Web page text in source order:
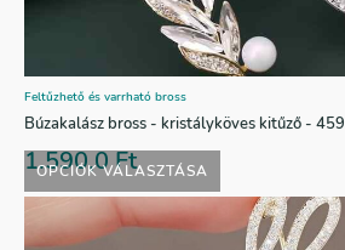
OPCIÓK VÁLASZTÁSA
Feltűzhető és varrható bross
Búzakalász bross - kristályköves kitűző - 459
1.590,0Ft